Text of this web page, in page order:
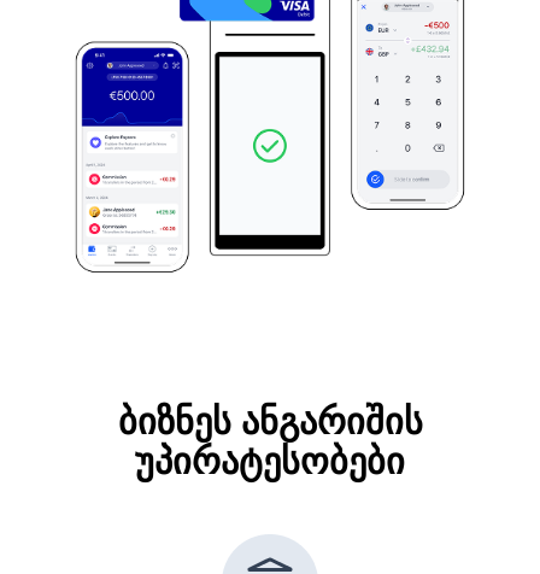
ბიზნეს ანგარიშის
უპირატესობები